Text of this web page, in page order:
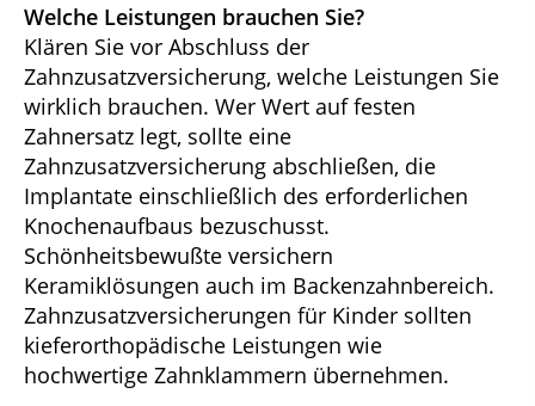
Welche Leistungen brauchen Sie?
Klären Sie vor Abschluss der
Zahnzusatzversicherung, welche Leistungen Sie
wirklich brauchen. Wer Wert auf festen
Zahnersatz legt, sollte eine
Zahnzusatzversicherung abschließen, die
Implantate einschließlich des erforderlichen
Knochenaufbaus bezuschusst.
Schönheitsbewußte versichern
Keramiklösungen auch im Backenzahnbereich.
Zahnzusatzversicherungen für Kinder sollten
kieferorthopädische Leistungen wie
hochwertige Zahnklammern übernehmen.